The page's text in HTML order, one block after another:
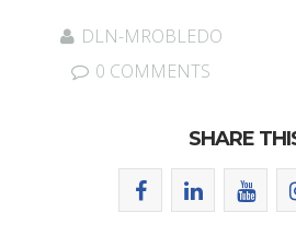
DLN-MROBLEDO
0 COMMENTS
SHARE